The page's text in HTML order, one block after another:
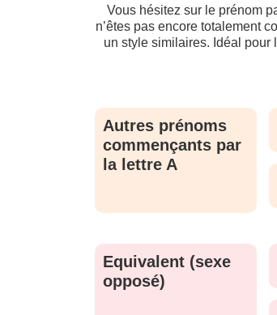
Vous hésitez sur le prénom
n’êtes pas encore totalement
un style similaires. Idéal pour
Autres prénoms
commençants par
la lettre A
Equivalent (sexe
opposé)